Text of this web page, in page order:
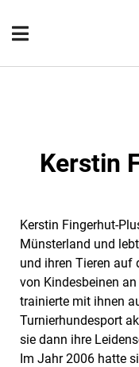
Kerstin
Kerstin Fingerhut-
Münsterland und
und ihren Tieren auf
von Kindesbeinen
trainierte mit ihnen
Turnierhundesport
sie dann ihre
Im Jahr 2006 hatte